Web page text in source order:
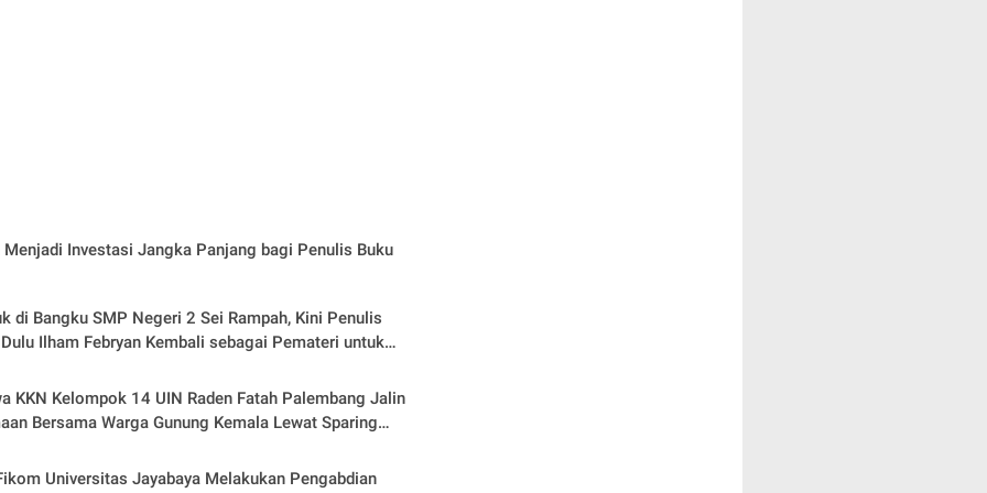
Menjadi Investasi Jangka Panjang bagi Penulis Buku
di Bangku SMP Negeri 2 Sei Rampah, Kini Penulis
Ilham Febryan Kembali sebagai Pemateri untuk
Generasi Muda
KKN Kelompok 14 UIN Raden Fatah Palembang Jalin
Bersama Warga Gunung Kemala Lewat Sparing
Universitas Jayabaya Melakukan Pengabdian